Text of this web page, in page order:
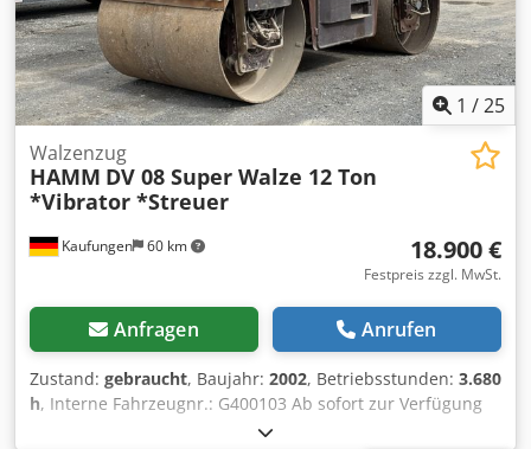
1 /25
Kaufungen 60 km
Walzenzug
HAMM DV 08 Super Walze 12 Ton
*Vibrator *Streuer
18.900 €
Festpreis zzgl. MwSt.
Anfragen Anrufen
Zustand: gebraucht, Baujahr: 2002, Betriebsstunden: 3.680
h, Interne Fahrzeugnr.: G400103 Ab sofort zur Verfügung
auf unserem Hof in Kaufungen Mehr INFO unter: * Golec